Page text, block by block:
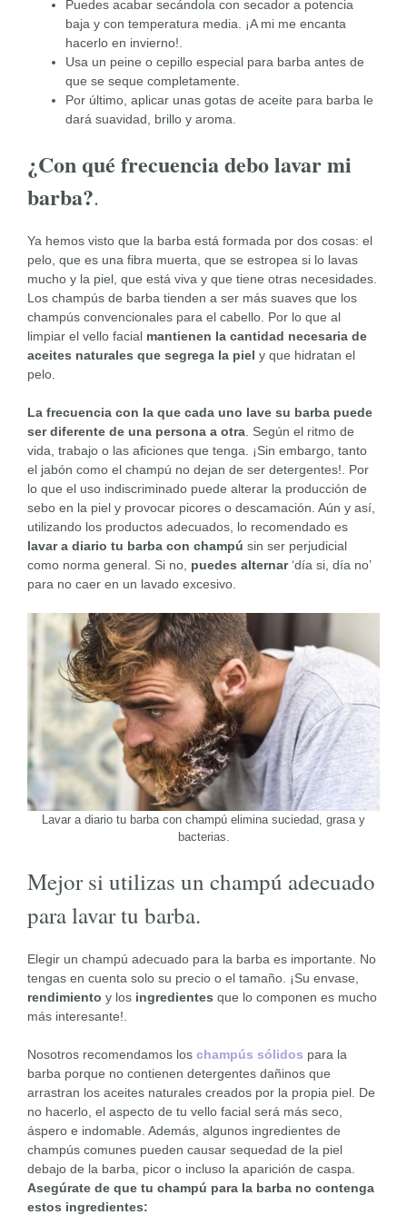
Puedes acabar secándola con secador a potencia
baja y con temperatura media. ¡A mi me encanta
hacerlo en invierno!.
Usa un peine o cepillo especial para barba antes de
que se seque completamente.
Por último, aplicar unas gotas de aceite para barba le
dará suavidad, brillo y aroma.
¿Con qué frecuencia debo lavar mi
barba?.
Ya hemos visto que la barba está formada por dos cosas: el
pelo, que es una fibra muerta, que se estropea si lo lavas
mucho y la piel, que está viva y que tiene otras necesidades.
Los champús de barba tienden a ser más suaves que los
champús convencionales para el cabello. Por lo que al
limpiar el vello facial mantienen la cantidad necesaria de
aceites naturales que segrega la piel y que hidratan el
pelo.
La frecuencia con la que cada uno lave su barba puede
ser diferente de una persona a otra . Según el ritmo de
vida, trabajo o las aficiones que tenga. ¡Sin embargo, tanto
el jabón como el champú no dejan de ser detergentes!. Por
lo que el uso indiscriminado puede alterar la producción de
sebo en la piel y provocar picores o descamación. Aún y así,
utilizando los productos adecuados, lo recomendado es
lavar a diario tu barba con champú sin ser perjudicial
como norma general. Si no, puedes alternar‘día si, día no’
para no caer en un lavado excesivo.
Lavar a diario tu barba con champú elimina suciedad, grasa y
bacterias.
Mejor si utilizas un champú adecuado
para lavar tu barba.
Elegir un champú adecuado para la barba es importante. No
tengas en cuenta solo su precio o el tamaño. ¡Su envase,
rendimiento y los ingredientes que lo componen es mucho
más interesante!.
Nosotros recomendamos los champús sólidos para la
barba porque no contienen detergentes dañinos que
arrastran los aceites naturales creados por la propia piel. De
no hacerlo, el aspecto de tu vello facial será más seco,
áspero e indomable. Además, algunos ingredientes de
champús comunes pueden causar sequedad de la piel
debajo de la barba, picor o incluso la aparición de caspa.
Asegúrate de que tu champú para la barba no contenga
estos ingredientes: